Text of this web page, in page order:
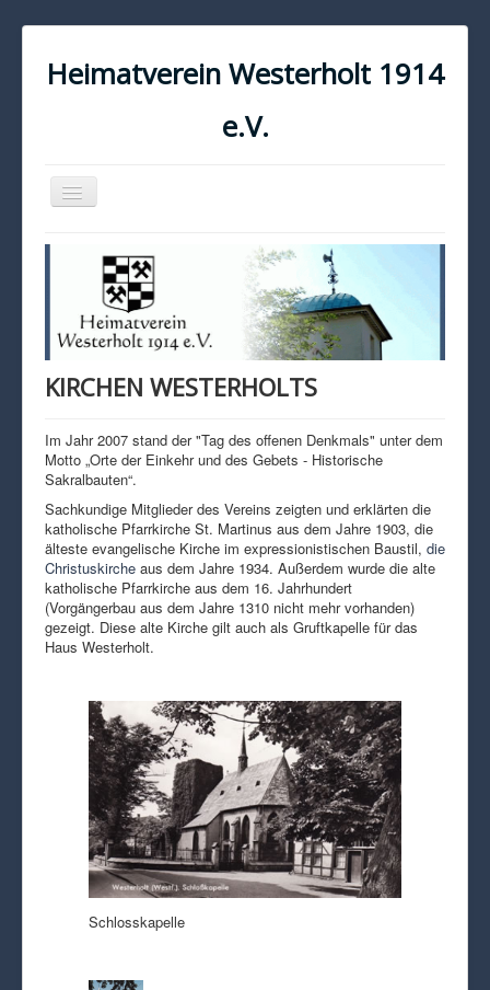
Heimatverein Westerholt 1914
e.V.
Navigation
an/aus
KONTAKT
IMPRESSUM
DATENSCHUTZ
KIRCHEN WESTERHOLTS
Im Jahr 2007 stand der "Tag des offenen Denkmals" unter dem
Motto „Orte der Einkehr und des Gebets - Historische
Sakralbauten“.
Sachkundige Mitglieder des Vereins zeigten und erklärten die
katholische Pfarrkirche St. Martinus aus dem Jahre 1903, die
älteste evangelische Kirche im expressionistischen Baustil, die
Christuskirche aus dem Jahre 1934. Außerdem wurde die alte
katholische Pfarrkirche aus dem 16. Jahrhundert
(Vorgängerbau aus dem Jahre 1310 nicht mehr vorhanden)
gezeigt. Diese alte Kirche gilt auch als Gruftkapelle für das
Haus Westerholt.
Schlosskapelle